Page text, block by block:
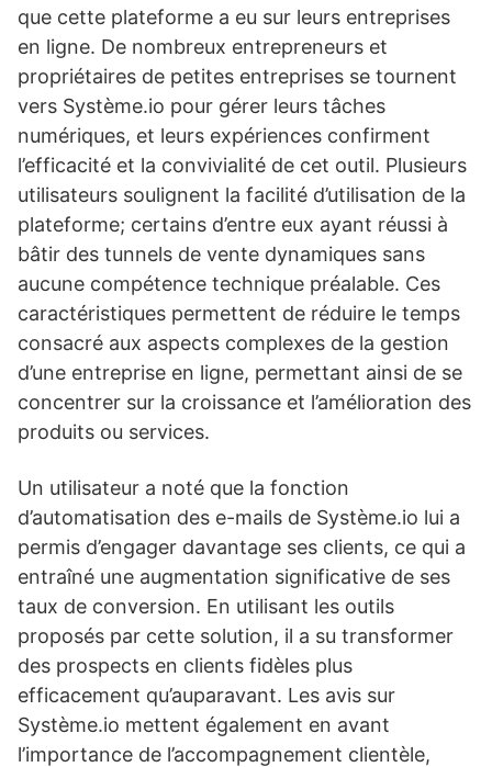
que cette plateforme a eu sur leurs entreprises
en ligne. De nombreux entrepreneurs et
propriétaires de petites entreprises se tournent
vers Système.io pour gérer leurs tâches
numériques, et leurs expériences confirment
l’efficacité et la convivialité de cet outil. Plusieurs
utilisateurs soulignent la facilité d’utilisation de la
plateforme; certains d’entre eux ayant réussi à
bâtir des tunnels de vente dynamiques sans
aucune compétence technique préalable. Ces
caractéristiques permettent de réduire le temps
consacré aux aspects complexes de la gestion
d’une entreprise en ligne, permettant ainsi de se
concentrer sur la croissance et l’amélioration des
produits ou services.
Un utilisateur a noté que la fonction
d’automatisation des e-mails de Système.io lui a
permis d’engager davantage ses clients, ce qui a
entraîné une augmentation significative de ses
taux de conversion. En utilisant les outils
proposés par cette solution, il a su transformer
des prospects en clients fidèles plus
efficacement qu’auparavant. Les avis sur
Système.io mettent également en avant
l’importance de l’accompagnement clientèle,